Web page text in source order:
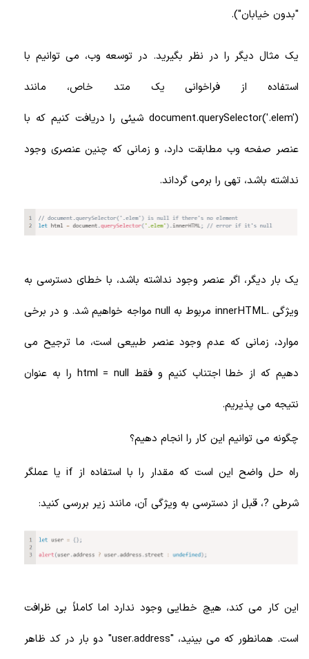
"بدون خیابان").
یک مثال دیگر را در نظر بگیرید. در توسعه وب، می توانیم با
استفاده از فراخوانی یک متد خاص، مانند
document.querySelector('.elem') شیئی را دریافت کنیم که با
عنصر صفحه وب مطابقت دارد، و زمانی که چنین عنصری وجود
نداشته باشد، تهی را برمی گرداند.
یک بار دیگر، اگر عنصر وجود نداشته باشد، با خطای دسترسی به
ویژگی .innerHTML مربوط به null مواجه خواهیم شد. و در برخی
موارد، زمانی که عدم وجود عنصر طبیعی است، ما ترجیح می
دهیم که از خطا اجتناب کنیم و فقط html = null را به عنوان
نتیجه می پذیریم.
چگونه می توانیم این کار را انجام دهیم؟
راه حل واضح این است که مقدار را با استفاده از if یا عملگر
شرطی ?، قبل از دسترسی به ویژگی آن، مانند زیر بررسی کنید:
این کار می کند، هیچ خطایی وجود ندارد اما کاملاً بی ظرافت
است. همانطور که می بینید، "user.address" دو بار در کد ظاهر